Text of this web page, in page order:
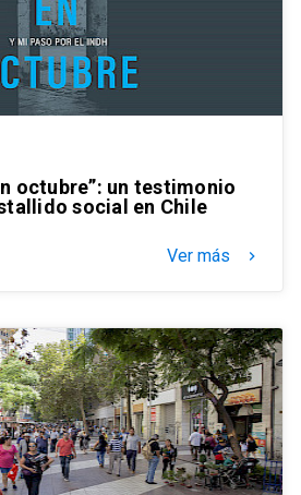
octubre”: un testimonio
social en Chile
Ver más keyboard_arrow_right